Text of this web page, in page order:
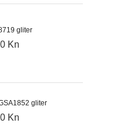
gliter
Kn
gliter
Kn